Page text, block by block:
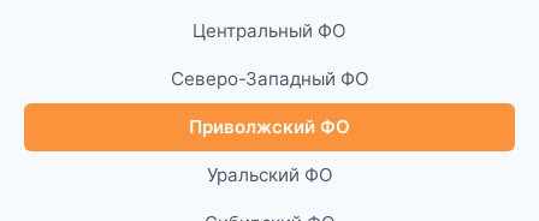
Центральный ФО
Северо-Западный ФО
Приволжский ФО
Уральский ФО